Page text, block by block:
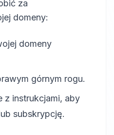
za
domeny:
domeny
górnym rogu.
z instrukcjami, aby
subskrypcję.